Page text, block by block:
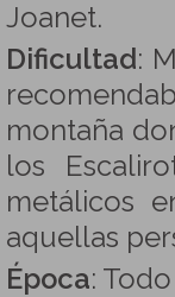
Joanet.
Dificultad:
montaña
los
metálicos
aquellas
Época: